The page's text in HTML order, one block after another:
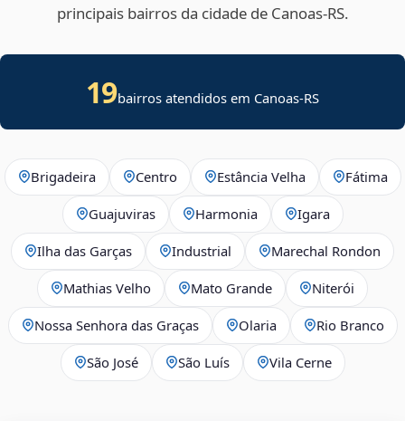
principais bairros da cidade de Canoas‑RS.
19bairros atendidos em Canoas-RS
Brigadeira Centro Estância Velha Fátima
Guajuviras Harmonia Igara
Ilha das Garças Industrial Marechal Rondon
Mathias Velho Mato Grande Niterói
Nossa Senhora das Graças Olaria Rio Branco
São José São Luís Vila Cerne